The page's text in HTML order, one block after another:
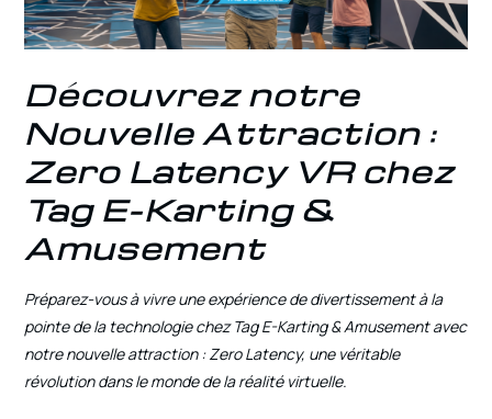
Découvrez notre
Nouvelle Attraction :
Zero Latency VR chez
Tag E-Karting &
Amusement
Préparez-vous à vivre une expérience de divertissement à la
pointe de la technologie chez Tag E-Karting & Amusement avec
notre nouvelle attraction : Zero Latency, une véritable
révolution dans le monde de la réalité virtuelle.